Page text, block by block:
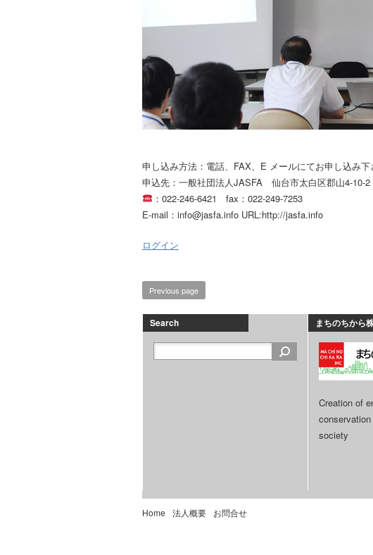
申し込み方法：電話、FAX、E メールにてお申し込み下
申込先：一般社団法人JASFA 仙台市太白区郡山4-10-2
：022-246-6421 fax：022-249-7253
E-mail：info@jasfa.info URL:http://jasfa.info
ログイン
Previous page
Search まちのちから
Creation of
society
Home 法人概要 お問合せ